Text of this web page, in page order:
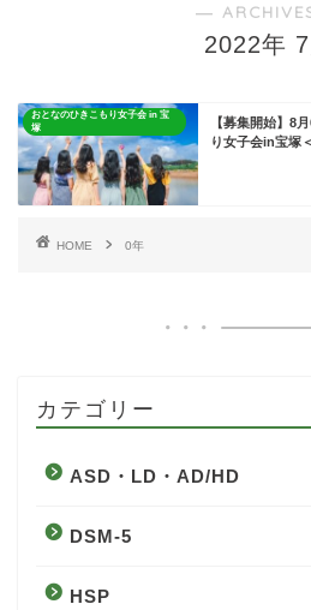
―
2022年 7
おとなのひきこもり女子会 in 宝
塚
【募集開始】8
り女子会in宝塚
HOME 0年
カテゴリー
ASD・LD・AD/HD
DSM-5
HSP